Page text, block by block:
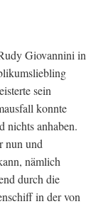
Giovannini in
sein
konnte
nichts anhaben.
nun und
nämlich
durch die
in der von